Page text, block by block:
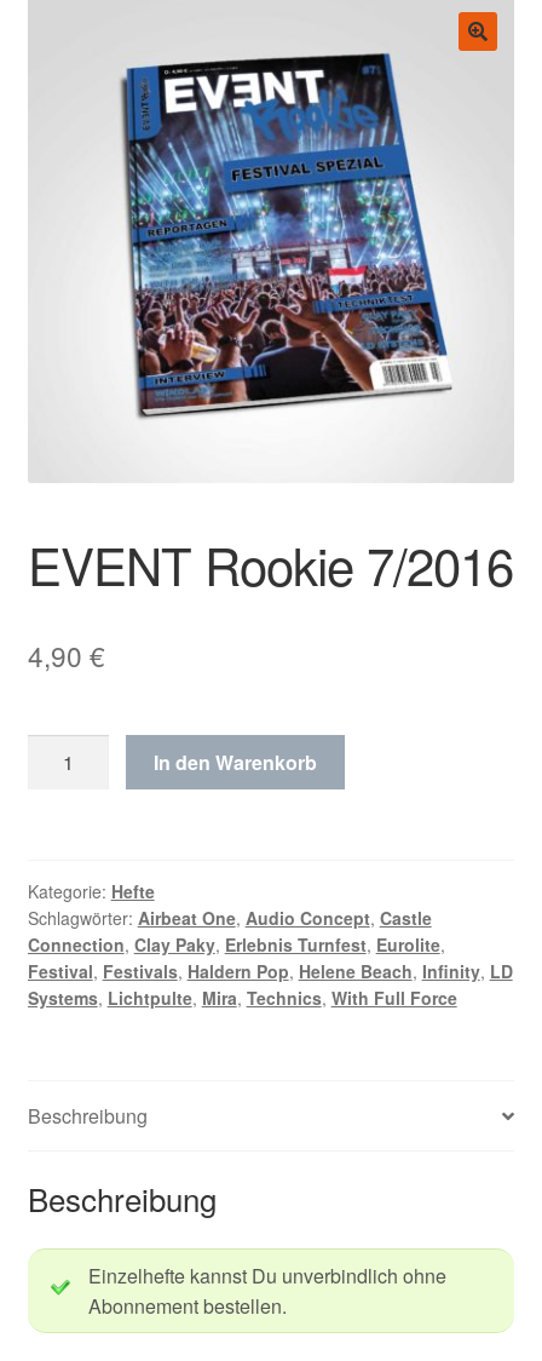
Fachbücher
EVENT Rookie 7/2016
4,90 €
Rookie
In den Warenkorb
Kategorie: Hefte
Schlagwörter: Airbeat One, Audio Concept, Castle
Connection, Clay Paky, Erlebnis Turnfest, Eurolite,
Festival, Festivals, Haldern Pop, Helene Beach, Infinity, LD
Systems, Lichtpulte, Mira, Technics, With Full Force
Beschreibung
Beschreibung
Einzelhefte kannst Du unverbindlich ohne
Abonnement bestellen.